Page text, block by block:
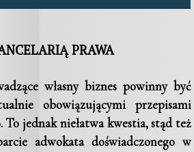
PRAWA
własny biznes powinny być
obowiązującymi przepisami
To jednak niełatwa kwestia, stąd też
adwokata doświadczonego w